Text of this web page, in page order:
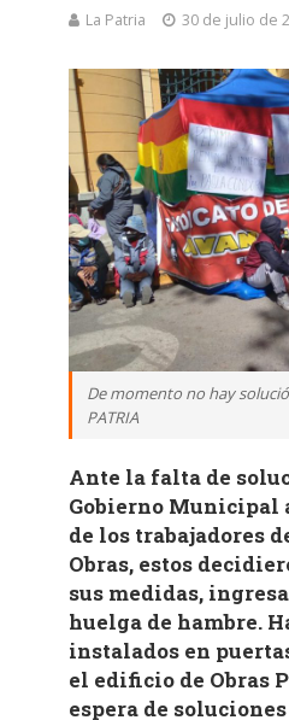
La Patria 30 de julio de
De momento no hay
PATRIA
Ante la falta de
Gobierno Municipal
de los trabajadores
Obras, estos
sus medidas,
huelga de hambre.
instalados en
el edificio de Obras
espera de